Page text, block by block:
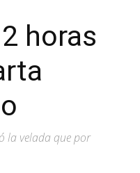
horas
la velada que por